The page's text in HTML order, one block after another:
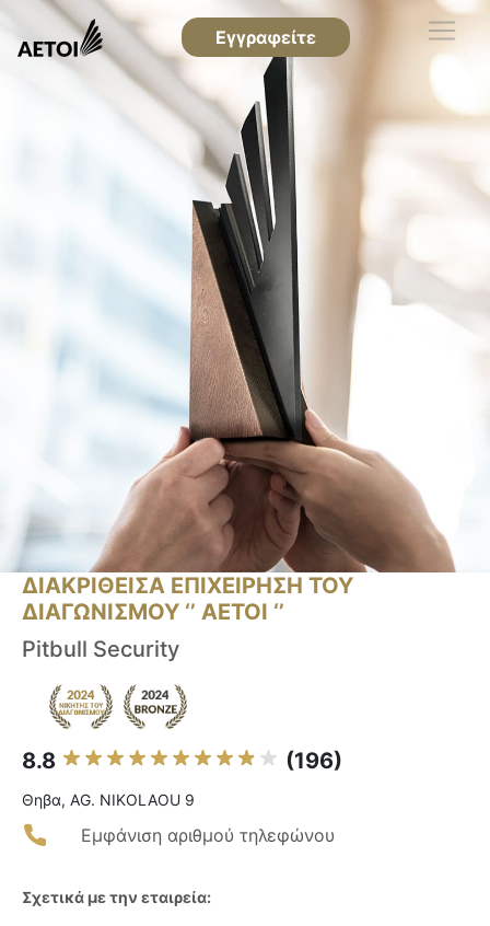
Εγγραφείτε
ΔΙΑΚΡΙΘΕΙΣΑ ΕΠΙΧΕΙΡΗΣΗ ΤΟΥ
ΔΙΑΓΩΝΙΣΜΟΥ ‘’ ΑΕΤΟΙ ‘’
Pitbull Security
8.8 (196)
Θηβα, AG. NIKOLAOU 9
Εμφάνιση αριθμού τηλεφώνου
Σχετικά με την εταιρεία: